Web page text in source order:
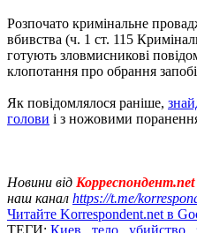
Розпочато кримінальне
вбивства (ч. 1 ст. 115
готують зловмисникові
клопотання про обрання
Як повідомлялося раніше,
голови і з ножовими
Новини від Корреспондент.net
наш канал https://t.me/
Читайте Korrespondent.net в
ТЕГИ: Киев тело убийство